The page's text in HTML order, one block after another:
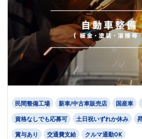
民間整備工場 新車/中古車販売店 国産車
資格なしでも応募可 土日祝いずれか休み
賞与あり 交通費支給 クルマ通勤OK